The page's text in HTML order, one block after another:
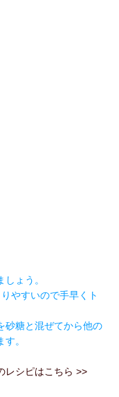
ょう。
やすいので手早くト
砂糖と混ぜてから他の
。
レシピはこちら >>